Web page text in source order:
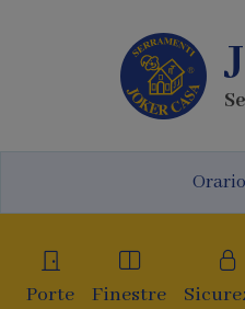
Porte Finestre